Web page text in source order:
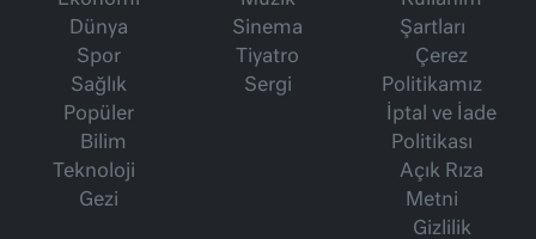
Dünya
Spor
Sağlık
Popüler
Bilim
Teknoloji
Gezi
Sinema
Tiyatro
Sergi
Şartları
Çerez
Politikamız
İptal ve İade
Politikası
Açık Rıza
Metni
Gizlilik